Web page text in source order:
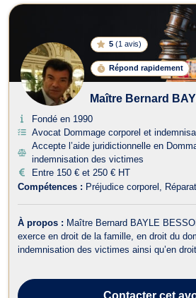
5 (1 avis)
Répond rapidement
Maître Bernard
Fondé en 1990
Avocat Dommage corporel et
Accepte l’aide juridictionnelle en
indemnisation des victimes
Entre 150 € et 250 € HT
Compétences : Préjudice corporel
À propos : Maître Bernard BAYLE
exerce en droit de la famille, en droit du
indemnisation des victimes ainsi qu’en
pour altér...
Contactercet